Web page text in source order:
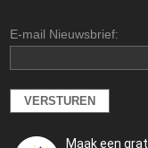
E-mail Nieuwsbrief:
Maak een